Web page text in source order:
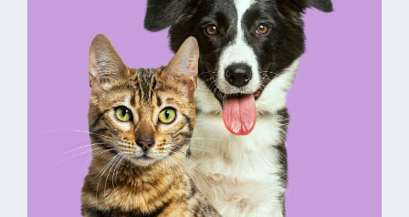
Москва, Карамышевская наб., 2А
+7 (499) 288-80-36